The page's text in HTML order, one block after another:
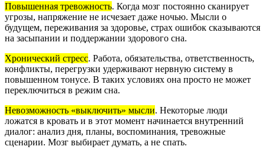
Повышенная тревожность. Когда мозг постоянно сканирует
угрозы, напряжение не исчезает даже ночью. Мысли о
будущем, переживания за здоровье, страх ошибок сказываются
на засыпании и поддержании здорового сна.
Хронический стресс. Работа, обязательства, ответственность,
конфликты, перегрузки удерживают нервную систему в
повышенном тонусе. В таких условиях она просто не может
переключиться в режим сна.
Невозможность «выключить» мысли. Некоторые люди
ложатся в кровать и в этот момент начинается внутренний
диалог: анализ дня, планы, воспоминания, тревожные
сценарии. Мозг выбирает думать, а не спать.